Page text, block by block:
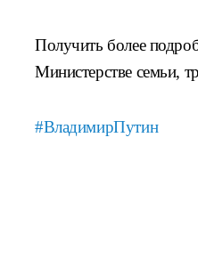
Получить более
Министерстве семьи,
#ВладимирПутин